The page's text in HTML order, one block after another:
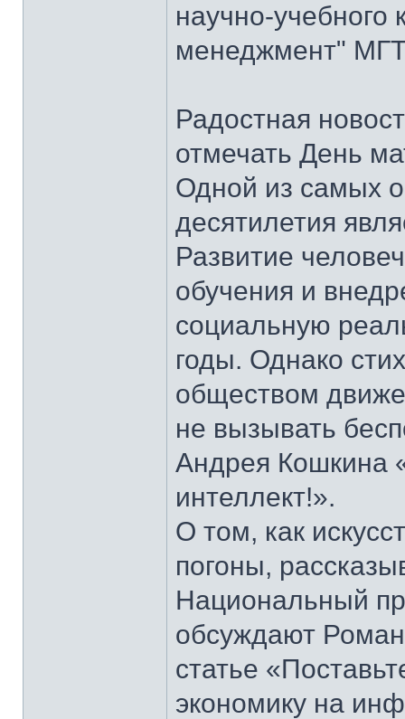
научно-
менеджмент"
Радостная
отмечать День
Одной из самых
десятилетия
Развитие
обучения и
социальную
годы. Однако
обществом
не вызывать
Андрея Кошкина
интеллект!».
О том, как
погоны,
Национальный
обсуждают
статье
экономику на